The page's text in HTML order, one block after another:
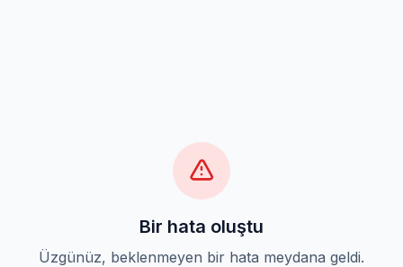
Bir hata oluştu
Üzgünüz, beklenmeyen bir hata meydana geldi.